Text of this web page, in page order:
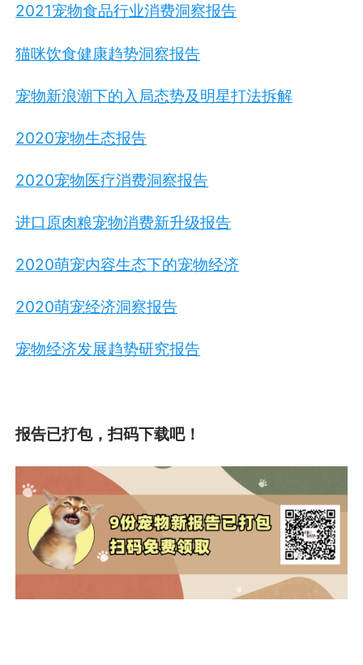
2021宠物食品行业消费洞察报告
猫咪饮食健康趋势洞察报告
宠物新浪潮下的入局态势及明星打法拆解
2020宠物生态报告
2020宠物医疗消费洞察报告
进口原肉粮宠物消费新升级报告
2020萌宠内容生态下的宠物经济
2020萌宠经济洞察报告
宠物经济发展趋势研究报告
报告已打包，扫码下载吧！